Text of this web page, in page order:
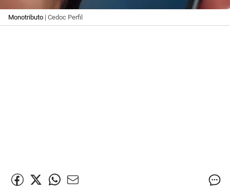
Monotributo | Cedoc Perfil